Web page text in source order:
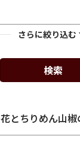
さらに絞り込む
検索
とちりめん山